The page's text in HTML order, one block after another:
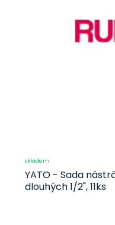
skladem
YATO - Sada
dlouhých 1/2", 11ks